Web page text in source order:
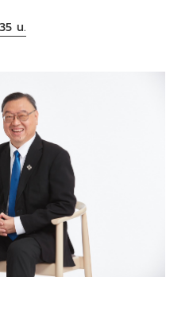
น.